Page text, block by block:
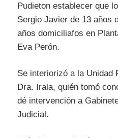
Pudieton establecer que
Sergio Javier de 13 años
años domiciliafos en
Eva Perón.
Se interiorizó a la Unidad
Dra. Irala, quién tomó
dé intervención a
Judicial.